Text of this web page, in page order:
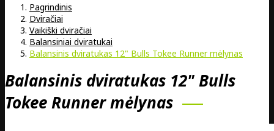
Pagrindinis
Dviračiai
Vaikiški dviračiai
Balansiniai dviratukai
Balansinis dviratukas 12" Bulls Tokee Runner mėlynas
Balansinis dviratukas 12" Bulls
Tokee Runner mėlynas